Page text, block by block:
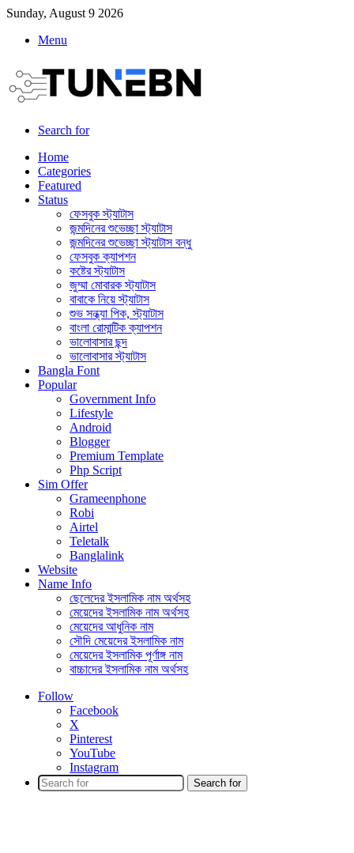
Sunday, August 9 2026
Menu
Search for
Home
Categories
Featured
Status
ফেসবুক স্ট্যাটাস
জন্মদিনের শুভেচ্ছা স্ট্যাটাস
জন্মদিনের শুভেচ্ছা স্ট্যাটাস বন্ধু
ফেসবুক ক্যাপশন
কষ্টের স্ট্যাটাস
জুম্মা মোবারক স্ট্যাটাস
বাবাকে নিয়ে স্ট্যাটাস
শুভ সন্ধ্যা পিক, স্ট্যাটাস
বাংলা রোমান্টিক ক্যাপশন
ভালোবাসার ছন্দ
ভালোবাসার স্ট্যাটাস
Bangla Font
Popular
Government Info
Lifestyle
Android
Blogger
Premium Template
Php Script
Sim Offer
Grameenphone
Robi
Airtel
Teletalk
Banglalink
Website
Name Info
ছেলেদের ইসলামিক নাম অর্থসহ
মেয়েদের ইসলামিক নাম অর্থসহ
মেয়েদের আধুনিক নাম
সৌদি মেয়েদের ইসলামিক নাম
মেয়েদের ইসলামিক পূর্ণাঙ্গ নাম
বাচ্চাদের ইসলামিক নাম অর্থসহ
Follow
Facebook
X
Pinterest
YouTube
Instagram
Search for